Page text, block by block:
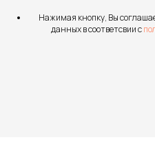
Нажимая кнопку, Вы
данных в соответсвии с